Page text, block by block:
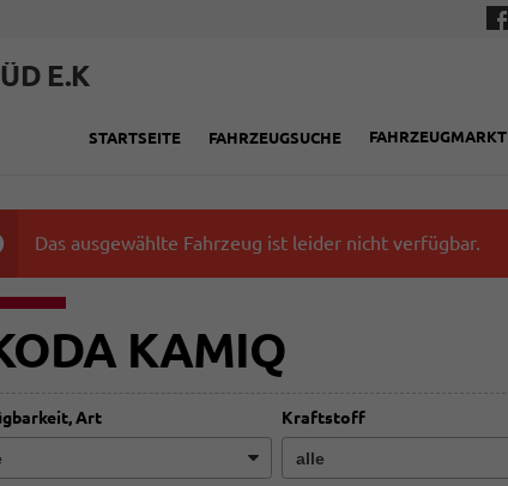
E.K
STARTSEITE FAHRZEUGSUCHE FAHRZEUGMARKT
Das ausgewählte Fahrzeug ist leider nicht verfügbar.
KAMIQ
Art Kraftstoff